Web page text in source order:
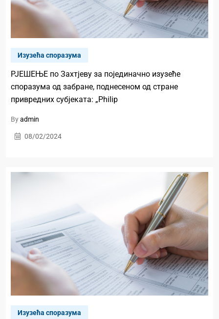
Изузећа споразума
РЈЕШЕЊЕ по Захтјеву за појединачно изузеће
споразума од забране, поднесеном од стране
привредних субјеката: „Philip
Byadmin
08/02/2024
Изузећа споразума